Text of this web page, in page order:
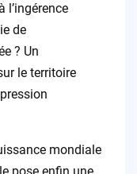
l’ingérence
de
? Un
le territoire
mondiale